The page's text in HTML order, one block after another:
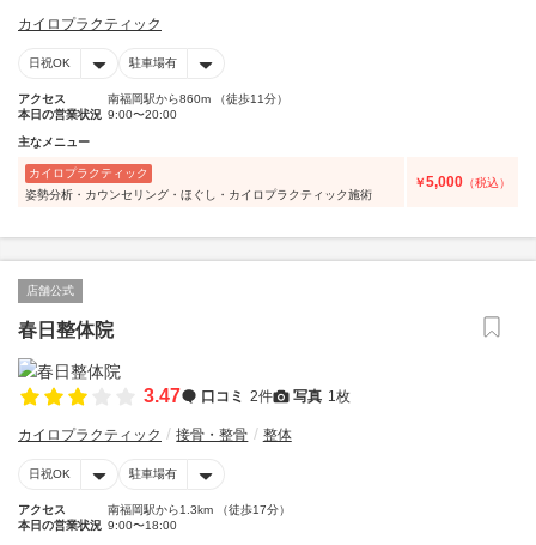
カイロプラクティック
日祝OK 駐車場有
アクセス
南福岡駅から860m （徒歩11分）
本日の営業状況 9:00〜20:00
主なメニュー
カイロプラクティック
姿勢分析・カウンセリング・ほぐし・カイロプラクティック施術
￥5,000 （税込）
店舗公式
春日整体院
3.47 口コミ 2件 写真 1枚
カイロプラクティック 接骨・整骨 整体
日祝OK 駐車場有
アクセス
南福岡駅から1.3km （徒歩17分）
本日の営業状況 9:00〜18:00